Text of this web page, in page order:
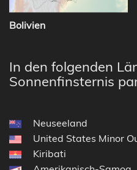
Bolivien
In den folgenden
Sonnenfinsternis
Neuseeland
United States Minor
Kiribati